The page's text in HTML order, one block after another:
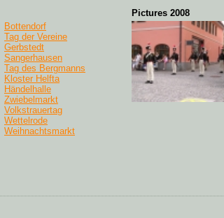
Pictures 2008
Bottendorf
Tag der Vereine
Gerbstedt
Sangerhausen
Tag des Bergmanns
Kloster Helfta
Händelhalle
Zwiebelmarkt
Volkstrauertag
Wettelrode
Weihnachtsmarkt